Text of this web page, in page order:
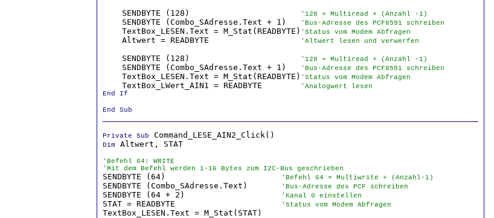
    SENDBYTE (128)
'128 = Multiread + (Anzahl -1)
    SENDBYTE (Combo_SAdresse.Text + 1)
'Bus-Adresse des PCF8591 schreiben
    TextBox_LESEN.Text = M_Stat(READBYTE)
'Status vom Modem Abfragen
    Altwert = READBYTE
'Altwert lesen und verwerfen
    SENDBYTE (128)
'128 = Multiread + (Anzahl -1)
    SENDBYTE (Combo_SAdresse.Text + 1)
'Bus-Adresse des PCF8591 schreiben
    TextBox_LESEN.Text = M_Stat(READBYTE)
'Status vom Modem Abfragen
    TextBox_LWert_AIN1 = READBYTE
'Analogwert lesen
End If
End Sub
Private Sub
Dim Altwert, STAT
'Befehl 64: WRITE
'Mit dem Befehl werden 1-16 Bytes zum I2C-Bus geschrieben
SENDBYTE (64) 'Befehl 64 = Multiwrite + (Anzahl-1)
SENDBYTE (Combo_SAdresse.Text) 'Bus-Adresse des PCF schreiben
SENDBYTE (64 + 2) 'Kanal 0 einstellen
STAT = READBYTE 'Status vom Modem Abfragen
TextBox_LESEN.Text = M_Stat(STAT)